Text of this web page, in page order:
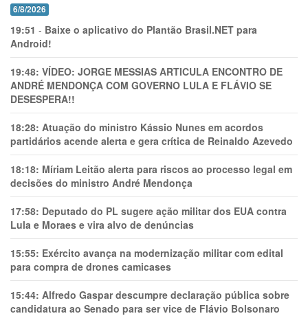
6/8/2026
19:51 - Baixe o aplicativo do Plantão Brasil.NET para
Android!
19:48: VÍDEO: JORGE MESSIAS ARTICULA ENCONTRO DE
ANDRÉ MENDONÇA COM GOVERNO LULA E FLÁVIO SE
DESESPERA!!
18:28: Atuação do ministro Kássio Nunes em acordos
partidários acende alerta e gera crítica de Reinaldo Azevedo
18:18: Míriam Leitão alerta para riscos ao processo legal em
decisões do ministro André Mendonça
17:58: Deputado do PL sugere ação militar dos EUA contra
Lula e Moraes e vira alvo de denúncias
15:55: Exército avança na modernização militar com edital
para compra de drones camicases
15:44: Alfredo Gaspar descumpre declaração pública sobre
candidatura ao Senado para ser vice de Flávio Bolsonaro